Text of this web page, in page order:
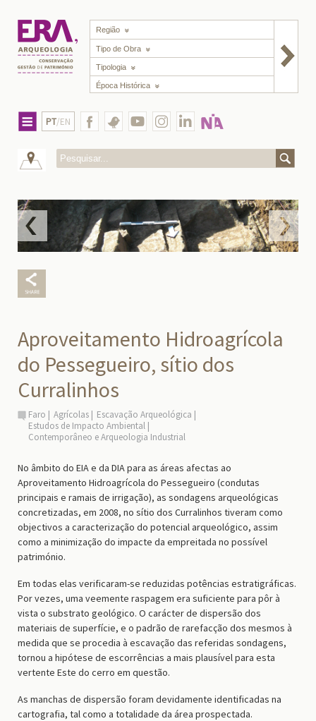
Região
Tipo de Obra
Tipologia
Época Histórica
PT/EN
Aproveitamento Hidroagrícola
do Pessegueiro, sítio dos
Curralinhos
Faro Agrícolas
Escavação Arqueológica
Estudos de Impacto Ambiental
Contemporâneo e Arqueologia Industrial
No âmbito do EIA e da DIA para as áreas afectas ao
Aproveitamento Hidroagrícola do Pessegueiro (condutas
principais e ramais de irrigação), as sondagens arqueológicas
concretizadas, em 2008, no sítio dos Curralinhos tiveram como
objectivos a caracterização do potencial arqueológico, assim
como a minimização do impacte da empreitada no possível
património.
Em todas elas verificaram-se reduzidas potências estratigráficas.
Por vezes, uma veemente raspagem era suficiente para pôr à
vista o substrato geológico. O carácter de dispersão dos
materiais de superfície, e o padrão de rarefacção dos mesmos à
medida que se procedia à escavação das referidas sondagens,
tornou a hipótese de escorrências a mais plausível para esta
vertente Este do cerro em questão.
As manchas de dispersão foram devidamente identificadas na
cartografia, tal como a totalidade da área prospectada.